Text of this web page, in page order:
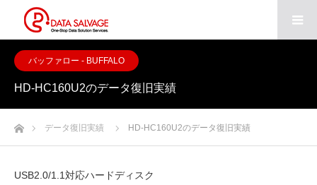
バッファロー - BUFFALO
HD-HC160U2のデータ復旧実績
ホームデータ復旧実績 HD-HC160U2のデータ復旧実績
USB2.0/1.1対応ハードディスク